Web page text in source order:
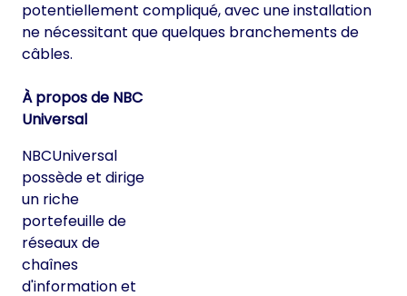
potentiellement compliqué, avec une installation
ne nécessitant que quelques branchements de
câbles.
À propos de NBC
Universal
NBCUniversal
possède et dirige
un riche
portefeuille de
réseaux de
chaînes
d'information et